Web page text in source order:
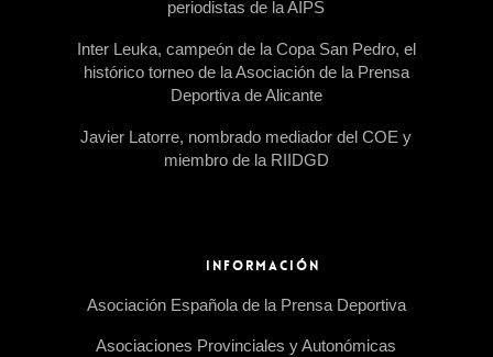
periodistas de la AIPS
Inter Leuka, campeón de la Copa San Pedro, el
histórico torneo de la Asociación de la Prensa
Deportiva de Alicante
Javier Latorre, nombrado mediador del COE y
miembro de la RIIDGD
INFORMACIÓN
Asociación Española de la Prensa Deportiva
Asociaciones Provinciales y Autonómicas